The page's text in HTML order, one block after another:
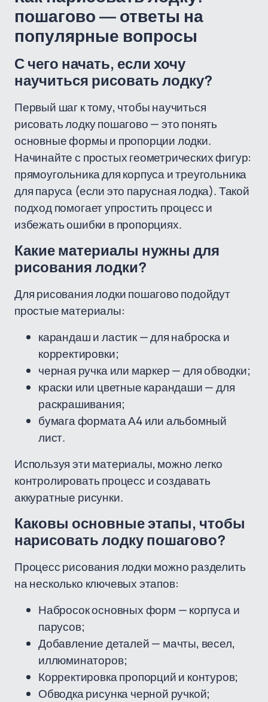
пошагово — ответы на
популярные вопросы
С чего начать, если хочу
научиться рисовать лодку?
Первый шаг к тому, чтобы научиться
рисовать лодку пошагово — это понять
основные формы и пропорции лодки.
Начинайте с простых геометрических фигур:
прямоугольника для корпуса и треугольника
для паруса (если это парусная лодка). Такой
подход помогает упростить процесс и
избежать ошибки в пропорциях.
Какие материалы нужны для
рисования лодки?
Для рисования лодки пошагово подойдут
простые материалы:
карандаш и ластик — для наброска и
корректировки;
черная ручка или маркер — для обводки;
краски или цветные карандаши — для
раскрашивания;
бумага формата А4 или альбомный
лист.
Используя эти материалы, можно легко
контролировать процесс и создавать
аккуратные рисунки.
Каковы основные этапы, чтобы
нарисовать лодку пошагово?
Процесс рисования лодки можно разделить
на несколько ключевых этапов:
Набросок основных форм — корпуса и
парусов;
Добавление деталей — мачты, весел,
иллюминаторов;
Корректировка пропорций и контуров;
Обводка рисунка черной ручкой;